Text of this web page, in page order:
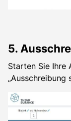
5.
Starten Sie Ihre
„Ausschreibung